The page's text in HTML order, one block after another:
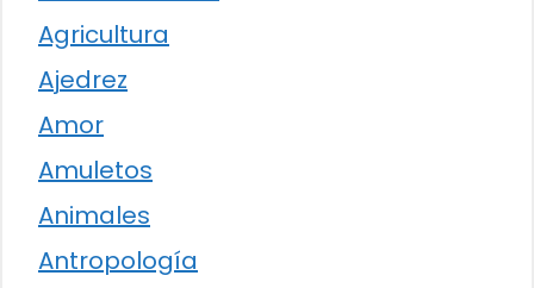
Agricultura
Ajedrez
Amor
Amuletos
Animales
Antropología